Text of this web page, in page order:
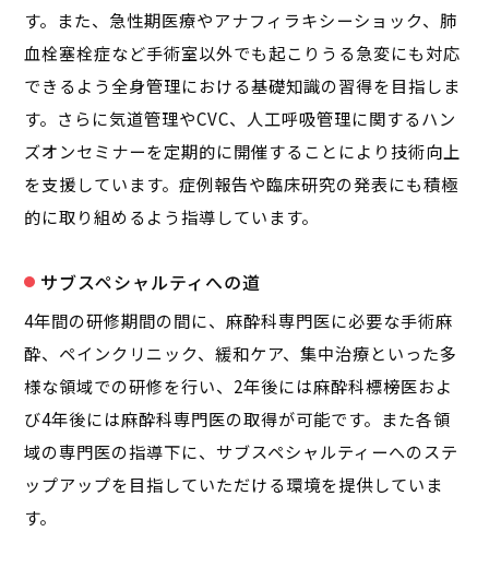
す。また、急性期医療やアナフィラキシーショック、肺
血栓塞栓症など手術室以外でも起こりうる急変にも対応
できるよう全身管理における基礎知識の習得を目指しま
す。さらに気道管理やCVC、人工呼吸管理に関するハン
ズオンセミナーを定期的に開催することにより技術向上
を支援しています。症例報告や臨床研究の発表にも積極
的に取り組めるよう指導しています。
サブスペシャルティへの道
4年間の研修期間の間に、麻酔科専門医に必要な手術麻
酔、ペインクリニック、緩和ケア、集中治療といった多
様な領域での研修を行い、2年後には麻酔科標榜医およ
び4年後には麻酔科専門医の取得が可能です。また各領
域の専門医の指導下に、サブスペシャルティーへのステ
ップアップを目指していただける環境を提供していま
す。